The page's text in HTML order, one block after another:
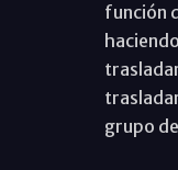
función
grupo